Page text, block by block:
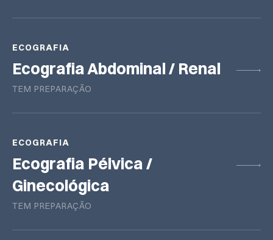
ECOGRAFIA
Ecografia Abdominal / Renal
TEM PREPARAÇÃO
ECOGRAFIA
Ecografia Pélvica /
Ginecológica
TEM PREPARAÇÃO